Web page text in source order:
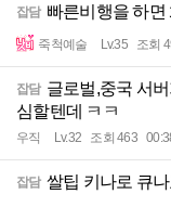
잡담 빠른비행을 하면
죽척예술 Lv.35 조회
잡담 글로벌,중국 서
심할텐데 ㅋㅋ
우직 Lv.32 조회 463
잡담 쌀팁 키나로 큐